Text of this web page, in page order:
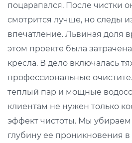
поцарапался. После чистки
смотрится лучше, но следы
впечатление. Львиная доля
этом проекте была
кресла. В дело включалась
профессиональные
теплый пар и мощные
клиентам не нужен только
эффект чистоты. Мы убираем
глубину ее проникновения в